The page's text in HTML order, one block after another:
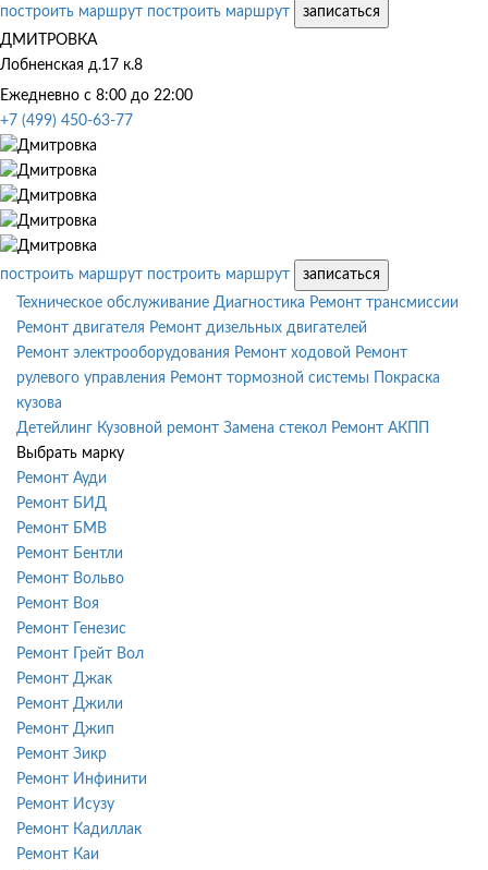
построить маршрут построить маршрут
записаться
ДМИТРОВКА
Лобненская д.17 к.8
Ежедневно с 8:00 до 22:00
+7 (499) 450-63-77
построить маршрут построить маршрут
записаться
Техническое обслуживание Диагностика Ремонт трансмиссии
Ремонт двигателя Ремонт дизельных двигателей
Ремонт электрооборудования Ремонт ходовой Ремонт
рулевого управления Ремонт тормозной системы
Покраска
кузова
Детейлинг Кузовной ремонт Замена стекол Ремонт АКПП
Выбрать марку
Ремонт Ауди
Ремонт БИД
Ремонт БМВ
Ремонт Бентли
Ремонт Вольво
Ремонт Воя
Ремонт Генезис
Ремонт Грейт Вол
Ремонт Джак
Ремонт Джили
Ремонт Джип
Ремонт Зикр
Ремонт Инфинити
Ремонт Исузу
Ремонт Кадиллак
Ремонт Каи